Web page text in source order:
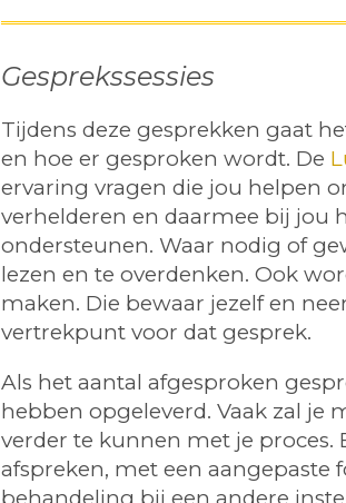
Gesprekssessies
Tijdens deze gesprekken gaat
en hoe er gesproken wordt. De
ervaring vragen die jou helpen
verhelderen en daarmee bij jou
ondersteunen. Waar nodig of
lezen en te overdenken. Ook
maken. Die bewaar jezelf en
vertrekpunt voor dat gesprek.
Als het aantal afgesproken
hebben opgeleverd. Vaak zal
verder te kunnen met je proces.
afspreken, met een aangepaste
behandeling bij een andere